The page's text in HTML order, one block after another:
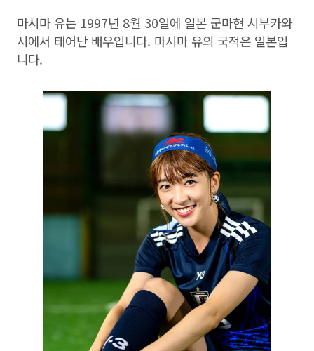
마시마 유는 1997년 8월 30일에 일본 군마현 시부카와
시에서 태어난 배우입니다. 마시마 유의 국적은 일본입
니다.